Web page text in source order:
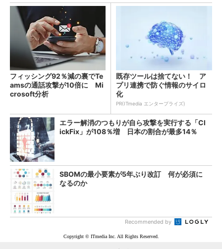
フィッシング92％減の裏でTe
amsの通話攻撃が10倍に Mi
crosoft分析
既存ツールは捨てない！ ア
プリ連携で防ぐ情報のサイロ
化
PR(ITmedia エンタープライズ)
エラー解消のつもりが自ら攻撃を実行する「Cl
ickFix」が108％増 日本の割合が最多14％
SBOMの最小要素が5年ぶり改訂 何が必須に
なるのか
Recommended by
Copyright © ITmedia Inc. All Rights Reserved.